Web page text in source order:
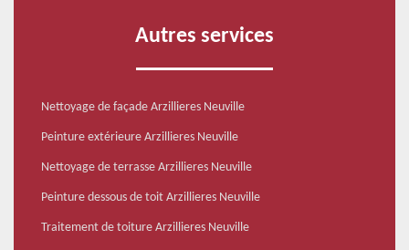
Autres services
Nettoyage de façade Arzillieres Neuville
Peinture extérieure Arzillieres Neuville
Nettoyage de terrasse Arzillieres Neuville
Peinture dessous de toit Arzillieres Neuville
Traitement de toiture Arzillieres Neuville